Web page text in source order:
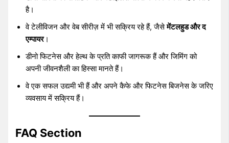
है।
वे टेलीविजन और वेब सीरीज़ में भी सक्रिय रहे हैं, जैसेमेंटलहुड और द
एम्पायर।
डीनो फिटनेस और हेल्थ के प्रति काफी जागरूक हैं और जिमिंग को
अपनी जीवनशैली का हिस्सा मानते हैं।
वे एक सफल उद्यमी भी हैं और अपने कैफे और फिटनेस बिजनेस के जरिए
व्यवसाय में सक्रिय हैं।
FAQ Section